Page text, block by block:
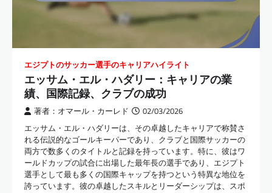
エジプトのサッカー選手のキャリアハイライト
エッサム・エル・ハダリー：キャリアの業
績、国際記録、クラブの成功
著者：オマール・カーレド 02/03/2026
エッサム・エル・ハダリーは、その卓越したキャリアで称賛さ
れる伝説的なゴールキーパーであり、クラブと国際サッカーの
両方で数多くのタイトルと記録を持っています。特に、彼はワ
ールドカップの試合に出場した最年長の選手であり、エジプト
選手として最も多くの国際キャップを持つという特異な地位を
誇っています。彼の卓越したスキルとリーダーシップは、スポ